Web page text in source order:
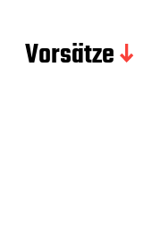
Vorsätze